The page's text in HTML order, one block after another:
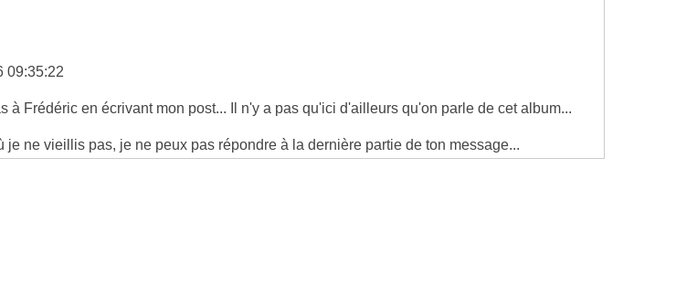
09:35:22
à Frédéric en écrivant mon post... Il n'y a pas qu'ici d'ailleurs qu'on parle de cet album...
je ne vieillis pas, je ne peux pas répondre à la dernière partie de ton message...